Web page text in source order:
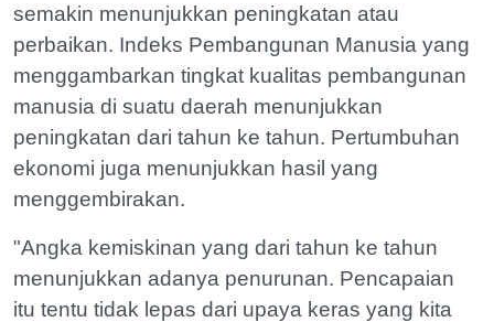
semakin menunjukkan peningkatan atau
perbaikan. Indeks Pembangunan Manusia yang
menggambarkan tingkat kualitas pembangunan
manusia di suatu daerah menunjukkan
peningkatan dari tahun ke tahun. Pertumbuhan
ekonomi juga menunjukkan hasil yang
menggembirakan.
"Angka kemiskinan yang dari tahun ke tahun
menunjukkan adanya penurunan. Pencapaian
itu tentu tidak lepas dari upaya keras yang kita